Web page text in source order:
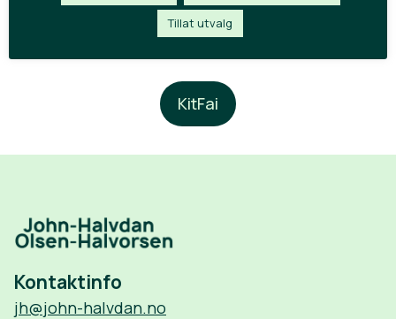
Artwork and logo byDeformat
KitFai Records 2021
KitFai
Tillat utvalg
Kontaktinfo
jh@john-halvdan.no